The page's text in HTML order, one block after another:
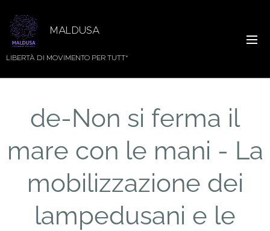
MALDUSA
LIBERTÀ DI MOVIMENTO PER TUTT*
de-Non si ferma il
mare con le mani - La
mobilizzazione dei
lampedusani e le